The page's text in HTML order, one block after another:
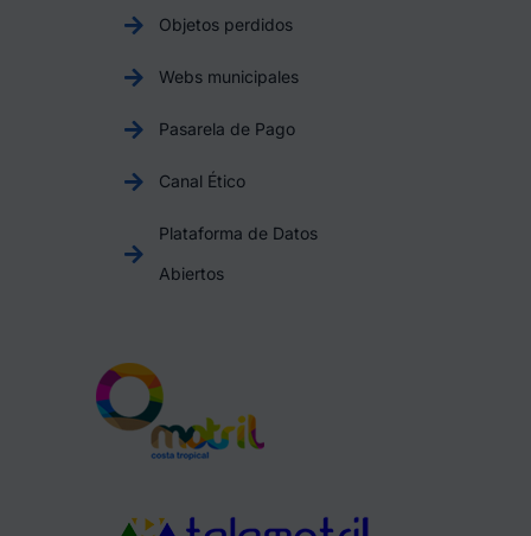
Objetos perdidos
Webs municipales
Pasarela de Pago
Canal Ético
Plataforma de Datos
Abiertos